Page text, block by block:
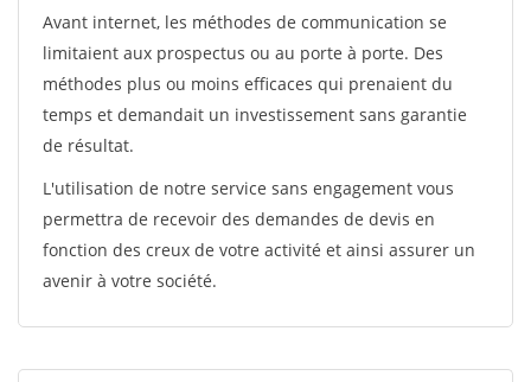
Avant internet, les méthodes de communication se
limitaient aux prospectus ou au porte à porte. Des
méthodes plus ou moins efficaces qui prenaient du
temps et demandait un investissement sans garantie
de résultat.
L'utilisation de notre service sans engagement vous
permettra de recevoir des demandes de devis en
fonction des creux de votre activité et ainsi assurer un
avenir à votre société.